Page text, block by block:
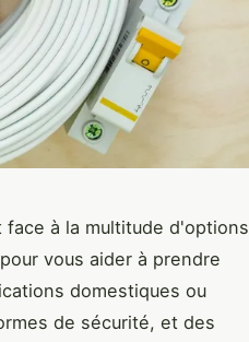
à la multitude d'options
vous aider à prendre
domestiques ou
de sécurité, et des